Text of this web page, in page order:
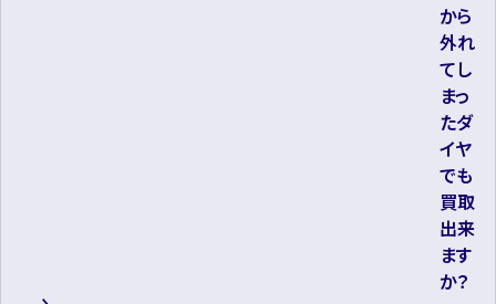
から
外れ
てし
まっ
たダ
イヤ
でも
買取
出来
ます
か？